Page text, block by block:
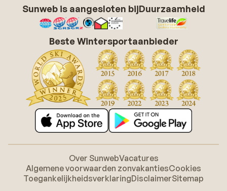
Sunweb is aangesloten bijDuurzaamheid
Beste Wintersportaanbieder
Over SunwebVacatures
Algemene voorwaarden zonvakantiesCookies
ToegankelijkheidsverklaringDisclaimerSitemap